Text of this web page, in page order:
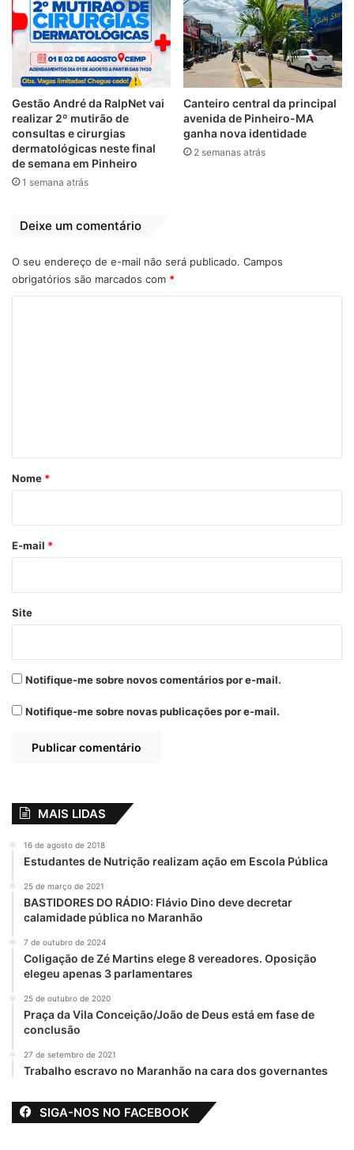
em São Luís
2 de julho de 2024
Em "LEGISLATIVO"
repasses há 5
meses
27 de julho de 2022
Em "EDUCAÇÃO"
Em Brasília-DF
secretários
Alessandro
Bouéres e Thiago
Lindoso buscam
avanços para
Alcântara-MA
Em "PINHEIRO-MA"
Gestão André da RalpNet vai
realizar 2º mutirão de
consultas e cirurgias
dermatológicas neste final
de semana em Pinheiro
1 semana atrás
Canteiro central da principal
avenida de Pinheiro-MA
ganha nova identidade
2 semanas atrás
Deixe um comentário
O seu endereço de e-mail não será publicado. Campos
obrigatórios são marcados com *
r
*
Nome *
E-mail *
Site
Notifique-me sobre novos comentários por e-mail.
Notifique-me sobre novas publicações por e-mail.
MAIS LIDAS
16 de agosto de 2018
Estudantes de Nutrição realizam ação em Escola Pública
25 de março de 2021
BASTIDORES DO RÁDIO: Flávio Dino deve decretar
calamidade pública no Maranhão
7 de outubro de 2024
Coligação de Zé Martins elege 8 vereadores. Oposição
elegeu apenas 3 parlamentares
25 de outubro de 2020
Praça da Vila Conceição/João de Deus está em fase de
conclusão
27 de setembro de 2021
Trabalho escravo no Maranhão na cara dos governantes
SIGA-NOS NO FACEBOOK